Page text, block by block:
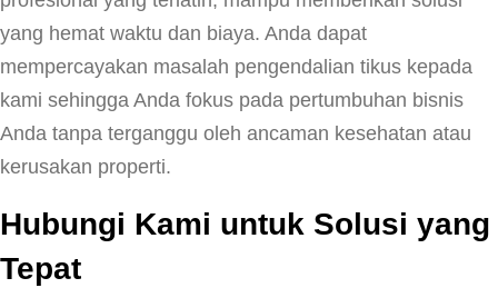
yang hemat waktu dan biaya. Anda dapat
mempercayakan masalah pengendalian tikus kepada
kami sehingga Anda fokus pada pertumbuhan bisnis
Anda tanpa terganggu oleh ancaman kesehatan atau
kerusakan properti.
Hubungi Kami untuk Solusi yang
Tepat